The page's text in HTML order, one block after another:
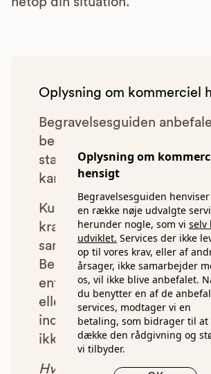
Oplysning om
hensigt
Begravelsesguiden
en række nøje udvalgte
herunder nogle, som vi selv
udviklet. Services der ikke
op til vores krav, eller af
årsager, ikke samarbejder
os, vil ikke blive anbefalet.
du benytter en af de
services, modtager vi en
betaling, som bidrager til at
dække den rådgivning og
vi tilbyder.
Oplysning om kommerciel
Begravelsesguiden
bedemænd, der lever op til
statistiske pris- og
kan læse mere om vores
Kun bedemænd der lever
kravene har mulighed for
samarbejde med os om at
Begravelsesguiden.
enten ikke lever op til vores
eller som af andre årsager
indgået et samarbejde med
ikke blive vist i vores
Hver gang du benytter en